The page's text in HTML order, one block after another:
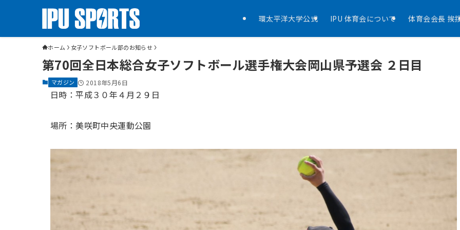
環太平洋大学公式 IPU 体育会について 体育会会長 挨
ホーム 女子ソフトボール部のお知らせ
第70回全日本総合女子ソフトボール選手権大会岡山県予選会 ２日目
マガジン 2018年5月6日
日時：平成３０年４月２９日
場所：美咲町中央運動公園